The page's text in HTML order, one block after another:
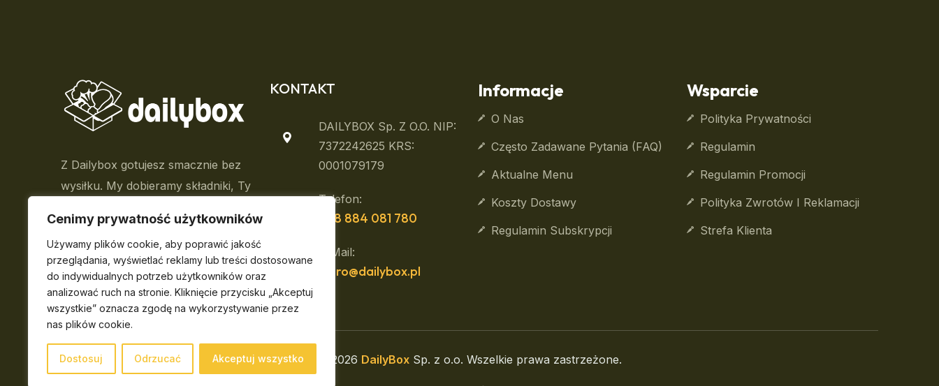
Cenimy prywatność użytkowników
Używamy plików cookie, aby poprawić jakość
przeglądania, wyświetlać reklamy lub treści dostosowane
do indywidualnych potrzeb użytkowników oraz
analizować ruch na stronie. Kliknięcie przycisku „Akceptuj
wszystkie” oznacza zgodę na wykorzystywanie przez
nas plików cookie.
Dostosuj Odrzucać Akceptuj wszystko
Z Dailybox gotujesz smacznie bez
wysiłku. My dobieramy składniki, Ty
KONTAKT
DAILYBOX Sp. Z O.o. NIP:
7372242625 KRS:
0001079179
Telefon:
+48 884 081 780
E-Mail:
biuro@dailybox.pl
Informacje
O Nas
Często Zadawane Pytania (FAQ)
Aktualne Menu
Koszty Dostawy
Regulamin Subskrypcji
Wsparcie
Polityka Prywatności
Regulamin
Regulamin Promocji
Polityka Zwrotów I Reklamacji
Strefa Klienta
© 2026 DailyBox Sp. z o.o. Wszelkie prawa zastrzeżone.